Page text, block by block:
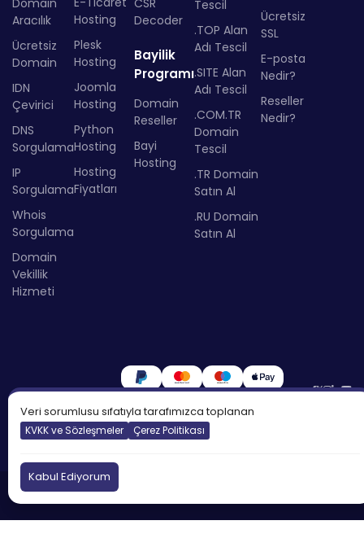
Aracılık
Ücretsiz
Domain
IDN
Çevirici
DNS
Sorgulama
IP
Sorgulama
Whois
Sorgulama
Domain
Vekillik
Hizmeti
Hosting
Plesk
Hosting
Joomla
Hosting
Python
Hosting
Hosting
Fiyatları
Decoder
Bayilik
Programı
Domain
Reseller
Bayi
Hosting
Tescil
.TOP Alan
Adı Tescil
.SITE Alan
Adı Tescil
.COM.TR
Domain
Tescil
.TR Domain
Satın Al
.RU Domain
Satın Al
Ücretsiz
SSL
E-posta
Nedir?
Reseller
Nedir?
©2026Atakdomain
Veri sorumlusu sıfatıyla tarafımızca toplanan
KVKK ve Sözleşmeler Çerez Politikası
Kabul Ediyorum